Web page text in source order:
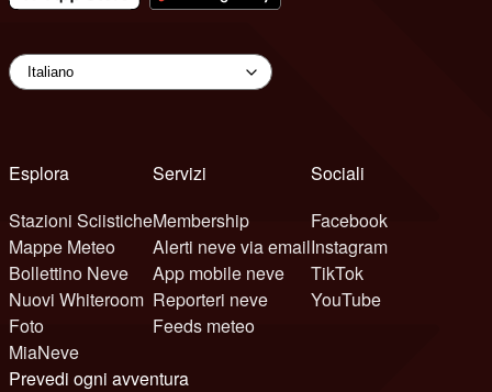
Esplora
Stazioni Sciistiche
Mappe Meteo
Bollettino Neve
Nuovi Whiteroom
Foto
MiaNeve
Servizi
Membership
Alerti neve via email
App mobile neve
Reporteri neve
Feeds meteo
Sociali
Facebook
Instagram
TikTok
YouTube
Prevedi ogni avventura